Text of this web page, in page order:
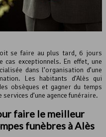
se faire au plus tard, 6 jours
exceptionnels. En effet, une
dans l’organisation d’une
Les habitants d’Alès qui
obsèques et gagner du temps
d’une agence funéraire.
faire le meilleur
funèbres à Alès